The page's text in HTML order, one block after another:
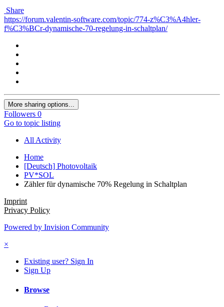
Share
https://forum.valentin-software.com/topic/774-z%C3%A4hler-
f%C3%BCr-dynamische-70-regelung-in-schaltplan/
More sharing options...
Followers 0
Go to topic listing
All Activity
Home
[Deutsch] Photovoltaik
PV*SOL
Zähler für dynamische 70% Regelung in Schaltplan
Imprint
Privacy Policy
Powered by Invision Community
×
Existing user? Sign In
Sign Up
Browse